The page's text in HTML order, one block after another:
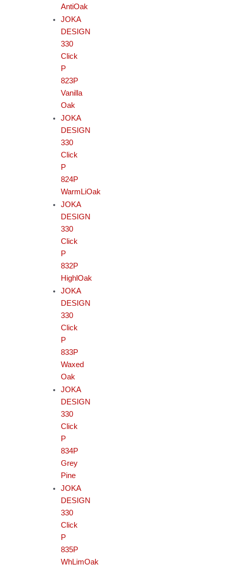
AntiOak
JOKA
DESIGN
330
Click
P
823P
Vanilla
Oak
JOKA
DESIGN
330
Click
P
824P
WarmLiOak
JOKA
DESIGN
330
Click
P
832P
HighlOak
JOKA
DESIGN
330
Click
P
833P
Waxed
Oak
JOKA
DESIGN
330
Click
P
834P
Grey
Pine
JOKA
DESIGN
330
Click
P
835P
WhLimOak